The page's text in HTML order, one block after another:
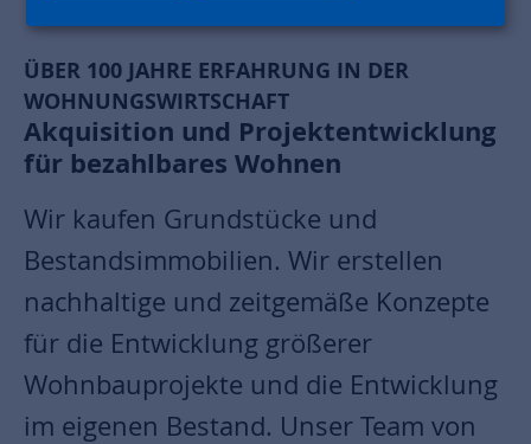
ÜBER 100 JAHRE ERFAHRUNG IN DER
WOHNUNGSWIRTSCHAFT
Akquisition und Projektentwicklung
für bezahlbares Wohnen
Wir kaufen Grundstücke und
Bestandsimmobilien. Wir erstellen
nachhaltige und zeitgemäße Konzepte
für die Entwicklung größerer
Wohnbauprojekte und die Entwicklung
im eigenen Bestand. Unser Team von